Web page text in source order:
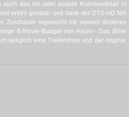
auch das ein oder andere Kulissendetail in
ertönt glasklar und dank der DTS-HD MA
Zuschauer regelrecht mit seinem düsteren
B-Movie-Budget von Haunt - Das Böse
lediglich eine Trailershow und der original